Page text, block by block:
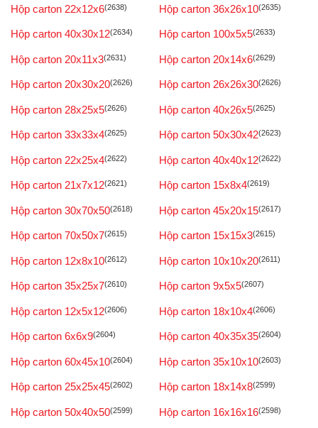
Hộp carton 22x12x6(2638) Hộp carton 36x26x10(2635)
Hộp carton 40x30x12(2634) Hộp carton 100x5x5(2633)
Hộp carton 20x11x3(2631) Hộp carton 20x14x6(2629)
Hộp carton 20x30x20(2626) Hộp carton 26x26x30(2626)
Hộp carton 28x25x5(2626) Hộp carton 40x26x5(2625)
Hộp carton 33x33x4(2625) Hộp carton 50x30x42(2623)
Hộp carton 22x25x4(2622) Hộp carton 40x40x12(2622)
Hộp carton 21x7x12(2621) Hộp carton 15x8x4(2619)
Hộp carton 30x70x50(2618) Hộp carton 45x20x15(2617)
Hộp carton 70x50x7(2615) Hộp carton 15x15x3(2615)
Hộp carton 12x8x10(2612) Hộp carton 10x10x20(2611)
Hộp carton 35x25x7(2610) Hộp carton 9x5x5(2607)
Hộp carton 12x5x12(2606) Hộp carton 18x10x4(2606)
Hộp carton 6x6x9(2604) Hộp carton 40x35x35(2604)
Hộp carton 60x45x10(2604) Hộp carton 35x10x10(2603)
Hộp carton 25x25x45(2602) Hộp carton 18x14x8(2599)
Hộp carton 50x40x50(2599) Hộp carton 16x16x16(2598)